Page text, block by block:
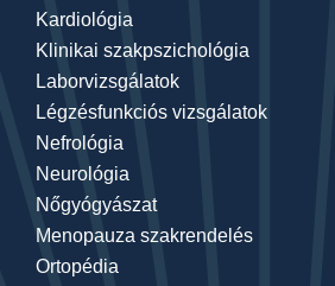
Kardiológia
Klinikai szakpszichológia
Laborvizsgálatok
Légzésfunkciós vizsgálatok
Nefrológia
Neurológia
Nőgyógyászat
Menopauza szakrendelés
Ortopédia